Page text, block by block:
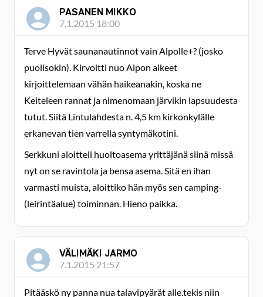
PASANEN MIKKO
7.1.2015 18:00
Terve Hyvät saunanautinnot vain Alpolle+? (josko
puolisokin). Kirvoitti nuo Alpon aikeet
kirjoittelemaan vähän haikeanakin, koska ne
Keiteleen rannat ja nimenomaan järvikin lapsuudesta
tutut. Siitä Lintulahdesta n. 4,5 km kirkonkylälle
erkanevan tien varrella syntymäkotini.
Serkkuni aloitteli huoltoasema yrittäjänä siinä missä
nyt on se ravintola ja bensa asema. Sitä en ihan
varmasti muista, aloittiko hän myös sen camping-
(leirintäalue) toiminnan. Hieno paikka.
VÄLIMÄKI JARMO
7.1.2015 21:57
Pitääskö ny panna nua talavipyärät alle.tekis niin